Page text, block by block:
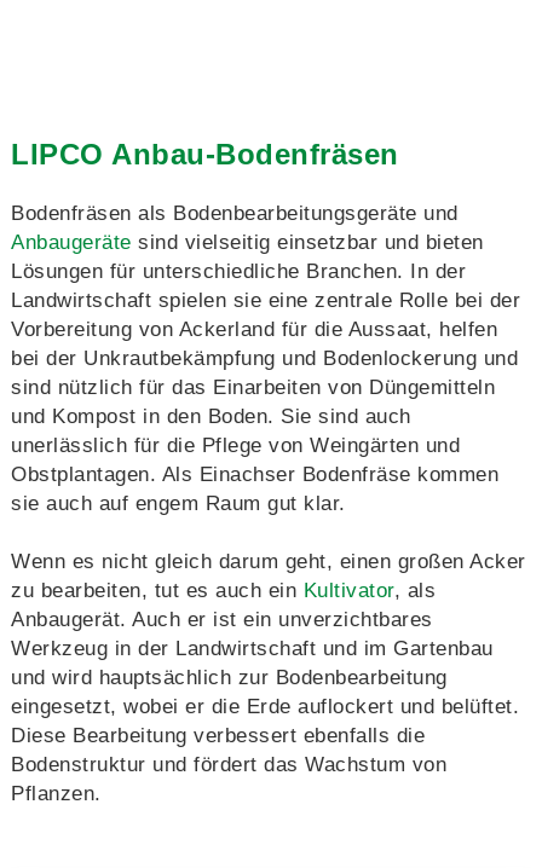
LIPCO Anbau-Bodenfräsen
Bodenfräsen als Bodenbearbeitungsgeräte und
Anbaugeräte sind vielseitig einsetzbar und bieten
Lösungen für unterschiedliche Branchen. In der
Landwirtschaft spielen sie eine zentrale Rolle bei der
Vorbereitung von Ackerland für die Aussaat, helfen
bei der Unkrautbekämpfung und Bodenlockerung und
sind nützlich für das Einarbeiten von Düngemitteln
und Kompost in den Boden. Sie sind auch
unerlässlich für die Pflege von Weingärten und
Obstplantagen. Als Einachser Bodenfräse kommen
sie auch auf engem Raum gut klar.
Wenn es nicht gleich darum geht, einen großen Acker
zu bearbeiten, tut es auch ein Kultivator, als
Anbaugerät. Auch er ist ein unverzichtbares
Werkzeug in der Landwirtschaft und im Gartenbau
und wird hauptsächlich zur Bodenbearbeitung
eingesetzt, wobei er die Erde auflockert und belüftet.
Diese Bearbeitung verbessert ebenfalls die
Bodenstruktur und fördert das Wachstum von
Pflanzen.